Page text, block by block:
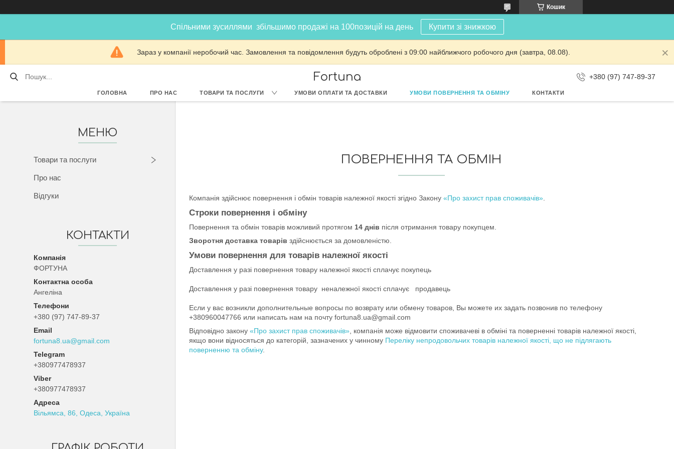
Кошик
Спільними зусиллями збільшимо продажі на 100позицій на день Купити зі знижкою
Зараз у компанії неробочий час. Замовлення та повідомлення будуть оброблені з 09:00 найближчого робочого дня (завтра, 08.08).
Fortuna +380 (97) 747-89-37
ГОЛОВНА ПРО НАС ТОВАРИ ТА ПОСЛУГИ УМОВИ ОПЛАТИ ТА ДОСТАВКИ УМОВИ ПОВЕРНЕННЯ ТА ОБМІНУ КОНТАКТИ
Товари та послуги
Про нас
Відгуки
КОНТАКТИ
ФОРТУНА
Ангеліна
+380 (97) 747-89-37
fortuna8.ua@gmail.com
+380977478937
+380977478937
Вільямса, 86, Одеса, Україна
ПОВЕРНЕННЯ ТА ОБМІН
Компанія здійснює повернення і обмін товарів належної якості згідно Закону «Про захист прав споживачів».
Строки повернення і обміну
Повернення та обмін товарів можливий протягом 14 днів після отримання товару покупцем.
Зворотня доставка товарів здійснюється за домовленістю.
Умови повернення для товарів належної якості
Доставлення у разі повернення товару належної якості сплачує покупець
Доставлення у разі повернення товару  неналежної якості сплачує   продавець
Если у вас возникли дополнительные вопросы по возврату или обмену товаров, Вы можете их задать позвонив по телефону
+380960047766 или написать нам на почту fortuna8.ua@gmail.com
Відповідно закону «Про захист прав споживачів», компанія може відмовити споживачеві в обміні та поверненні товарів належної якості,
якщо вони відносяться до категорій, зазначених у чинному Переліку непродовольчих товарів належної якості, що не підлягають
поверненню та обміну.